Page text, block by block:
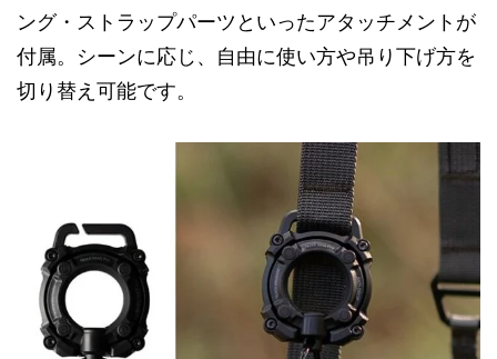
ング・ストラップパーツといったアタッチメントが
付属。シーンに応じ、自由に使い方や吊り下げ方を
切り替え可能です。